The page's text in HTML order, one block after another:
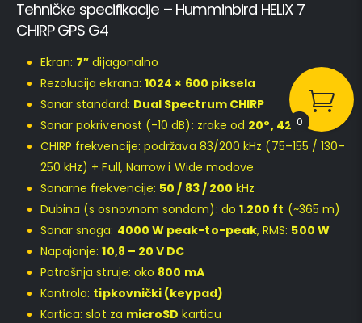
Tehničke specifikacije – Humminbird HELIX 7
CHIRP GPS G4
Ekran: 7″ dijagonalno
Rezolucija ekrana:1024 × 600 piksela
Sonar standard: Dual Spectrum CHIRP
Sonar pokrivenost (-10 dB): zrake od 20°, 42° i 60°
CHIRP frekvencije: podržava 83/200 kHz (75–155 / 130–
250 kHz) + Full, Narrow i Wide modove
Sonarne frekvencije: 50 / 83 / 200 kHz
Dubina (s osnovnom sondom): do 1.200 ft (~365 m)
Sonar snaga: 4000 W peak-to-peak, RMS: 500 W
Napajanje:10,8 – 20 V DC
Potrošnja struje: oko 800 mA
Kontrola: tipkovnički (keypad)
Kartica: slot za microSD karticu
0